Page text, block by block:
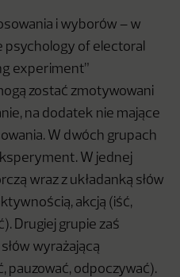
i wyborów – w
psychology of electoral
experiment”
zostać zmotywowani
na dodatek nie mające
W dwóch grupach
W jednej
wraz z układanką słów
akcją (iść,
Drugiej grupie zaś
wyrażającą
pauzować, odpoczywać).